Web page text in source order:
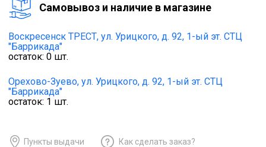
Cамовывоз и наличие в магазине
Воскресенск ТРЕСТ, ул. Урицкого, д. 92, 1-ый эт. СТЦ
"Баррикада"
остаток: 0 шт.
Орехово-Зуево, ул. Урицкого, д. 92, 1-ый эт. СТЦ
"Баррикада"
остаток: 1 шт.
Пункты выдачи Как сделать заказ?